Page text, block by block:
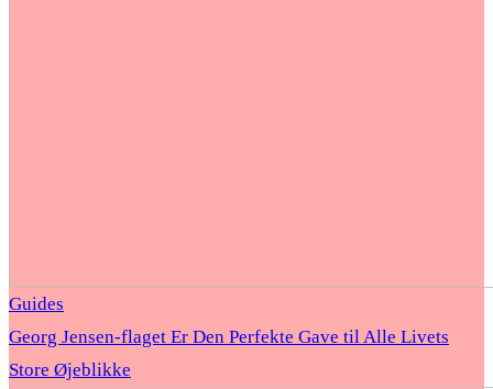
Guides
Georg Jensen-flaget Er Den Perfekte Gave til Alle Livets
Store Øjeblikke